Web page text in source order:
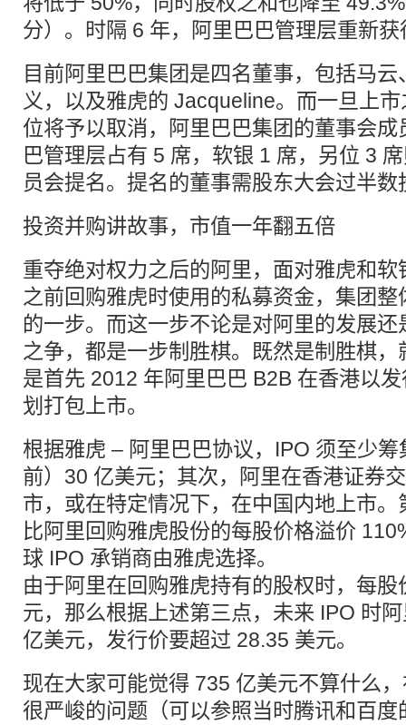
分）。时隔 6 年，阿里巴巴管理层重新
目前阿里巴巴集团是四名董事，包括马
义，以及雅虎的 Jacqueline。而一旦上
位将予以取消，阿里巴巴集团的董事会
巴管理层占有 5 席，软银 1 席，另位 3
员会提名。提名的董事需股东大会过半
投资并购讲故事，市值一年翻五倍
重夺绝对权力之后的阿里，面对雅虎和
之前回购雅虎时使用的私募资金，集团
的一步。而这一步不论是对阿里的发展
之争，都是一步制胜棋。既然是制胜棋
是首先 2012 年阿里巴巴 B2B 在香港以
划打包上市。
根据雅虎 – 阿里巴巴协议，IPO 须至少
前）30 亿美元；其次，阿里在香港证券
市，或在特定情况下，在中国内地上市
比阿里回购雅虎股份的每股价格溢价
球 IPO 承销商由雅虎选择。
由于阿里在回购雅虎持有的股权时，每
元，那么根据上述第三点，未来 IPO 时
亿美元，发行价要超过 28.35 美元。
现在大家可能觉得 735 亿美元不算什么
很严峻的问题（可以参照当时腾讯和百